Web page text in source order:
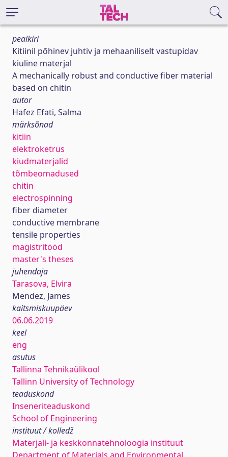
pealkiri
Kitiinil põhinev juhtiv ja mehaaniliselt vastupidav
kiuline materjal
A mechanically robust and conductive fiber material
based on chitin
autor
Hafez Efati, Salma
märksõnad
kitiin
elektroketrus
kiudmaterjalid
tõmbeomadused
chitin
electrospinning
fiber diameter
conductive membrane
tensile properties
magistritööd
master's theses
juhendaja
Tarasova, Elvira
Mendez, James
kaitsmiskuupäev
06.06.2019
keel
eng
asutus
Tallinna Tehnikaülikool
Tallinn University of Technology
teaduskond
Inseneriteaduskond
School of Engineering
instituut / kolledž
Materjali- ja keskkonnatehnoloogia instituut